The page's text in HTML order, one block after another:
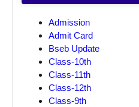
Admission
Admit Card
Bseb Update
Class-10th
Class-11th
Class-12th
Class-9th